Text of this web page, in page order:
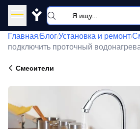
Y
Главная/Блог/Установка и ремонт/
подключить проточный
Смесители